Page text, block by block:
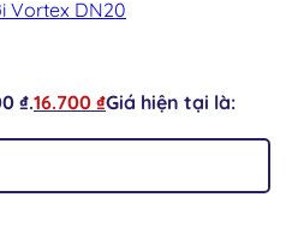
Vortex DN20
₫.16.700 ₫Giá hiện tại là: